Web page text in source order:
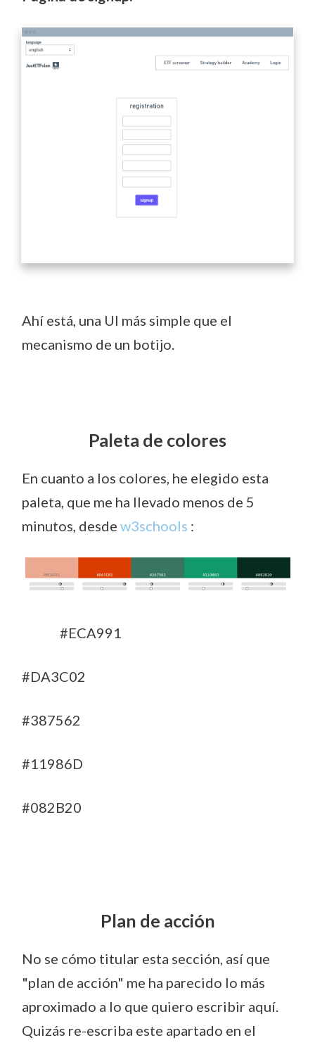
Ahí está, una UI más simple que el
mecanismo de un botijo.
Paleta de colores
En cuanto a los colores, he elegido esta
paleta, que me ha llevado menos de 5
minutos, desde w3schools :
#ECA991
#DA3C02
#387562
#11986D
#082B20
Plan de acción
No se cómo titular esta sección, así que
"plan de acción" me ha parecido lo más
aproximado a lo que quiero escribir aquí.
Quizás re-escriba este apartado en el